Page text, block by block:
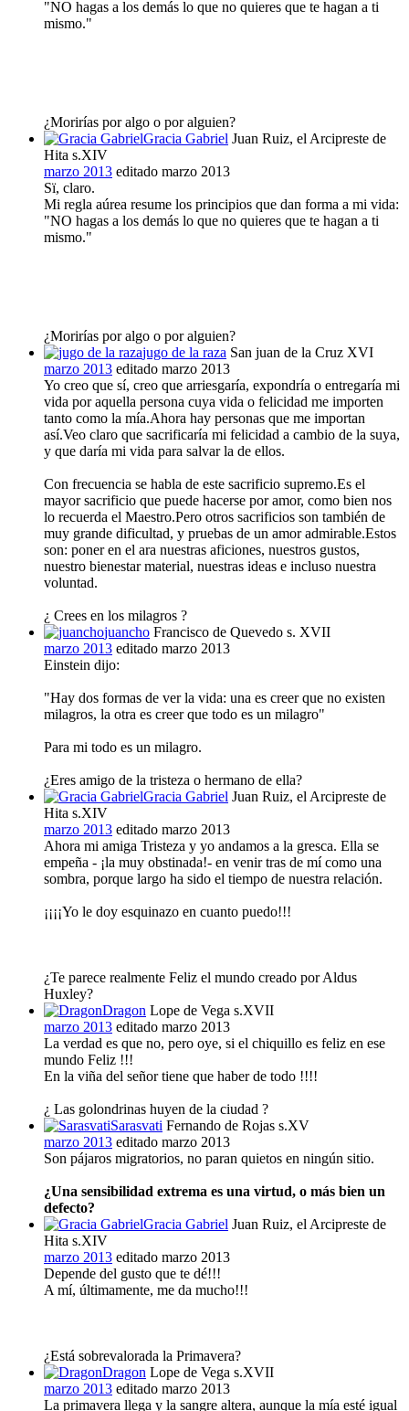
"NO hagas a los demás lo que no quieres que te hagan a ti
mismo."
¿Morirías por algo o por alguien?
Gracia Gabriel Juan Ruiz, el Arcipreste de
Hita s.XIV
marzo 2013 editado marzo 2013
Sï, claro.
Mi regla aúrea resume los principios que dan forma a mi vida:
"NO hagas a los demás lo que no quieres que te hagan a ti
mismo."
¿Morirías por algo o por alguien?
jugo de la raza San juan de la Cruz XVI
marzo 2013 editado marzo 2013
Yo creo que sí, creo que arriesgaría, expondría o entregaría mi
vida por aquella persona cuya vida o felicidad me importen
tanto como la mía.Ahora hay personas que me importan
así.Veo claro que sacrificaría mi felicidad a cambio de la suya,
y que daría mi vida para salvar la de ellos.
Con frecuencia se habla de este sacrificio supremo.Es el
mayor sacrificio que puede hacerse por amor, como bien nos
lo recuerda el Maestro.Pero otros sacrificios son también de
muy grande dificultad, y pruebas de un amor admirable.Estos
son: poner en el ara nuestras aficiones, nuestros gustos,
nuestro bienestar material, nuestras ideas e incluso nuestra
voluntad.
¿ Crees en los milagros ?
juancho Francisco de Quevedo s. XVII
marzo 2013 editado marzo 2013
Einstein dijo:
"Hay dos formas de ver la vida: una es creer que no existen
milagros, la otra es creer que todo es un milagro"
Para mi todo es un milagro.
¿Eres amigo de la tristeza o hermano de ella?
Gracia Gabriel Juan Ruiz, el Arcipreste de
Hita s.XIV
marzo 2013 editado marzo 2013
Ahora mi amiga Tristeza y yo andamos a la gresca. Ella se
empeña - ¡la muy obstinada!- en venir tras de mí como una
sombra, porque largo ha sido el tiempo de nuestra relación.
¡¡¡¡Yo le doy esquinazo en cuanto puedo!!!
¿Te parece realmente Feliz el mundo creado por Aldus
Huxley?
Dragon Lope de Vega s.XVII
marzo 2013 editado marzo 2013
La verdad es que no, pero oye, si el chiquillo es feliz en ese
mundo Feliz !!!
En la viña del señor tiene que haber de todo !!!!
¿ Las golondrinas huyen de la ciudad ?
Sarasvati Fernando de Rojas s.XV
marzo 2013 editado marzo 2013
Son pájaros migratorios, no paran quietos en ningún sitio.
¿Una sensibilidad extrema es una virtud, o más bien un
defecto?
Gracia Gabriel Juan Ruiz, el Arcipreste de
Hita s.XIV
marzo 2013 editado marzo 2013
Depende del gusto que te dé!!!
A mí, últimamente, me da mucho!!!
¿Está sobrevalorada la Primavera?
Dragon Lope de Vega s.XVII
marzo 2013 editado marzo 2013
La primavera llega y la sangre altera, aunque la mía esté igual